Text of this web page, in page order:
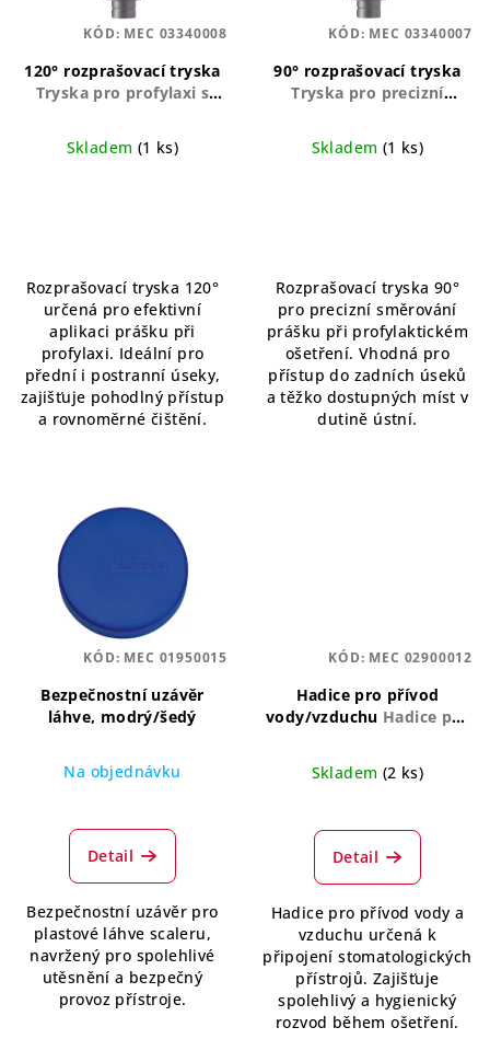
120° rozprašovací tryska
Tryska pro profylaxi s
Skladem (1 ks)
Rozprašovací tryska 120°
určená pro efektivní
aplikaci prášku při
profylaxi. Ideální pro
přední i postranní úseky,
zajišťuje pohodlný přístup
a rovnoměrné čištění.
KÓD: MEC 03340008
90° rozprašovací tryska
Tryska pro precizní
Skladem (1 ks)
Rozprašovací tryska 90°
pro precizní směrování
prášku při profylaktickém
ošetření. Vhodná pro
přístup do zadních úseků
a těžko dostupných míst v
dutině ústní.
KÓD: MEC 03340007
Bezpečnostní uzávěr
láhve, modrý/šedý
Na objednávku
Detail
Bezpečnostní uzávěr pro
plastové láhve scaleru,
navržený pro spolehlivé
utěsnění a bezpečný
provoz přístroje.
KÓD: MEC 01950015
Hadice pro přívod
vody/vzduchu Hadice pro
Skladem (2 ks)
Detail
Hadice pro přívod vody a
vzduchu určená k
připojení stomatologických
přístrojů. Zajišťuje
spolehlivý a hygienický
rozvod během ošetření.
KÓD: MEC 02900012